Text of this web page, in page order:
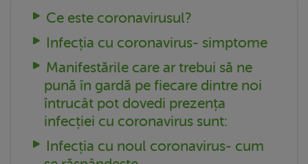
Ce este coronavirusul?
Infecția cu coronavirus- simptome
Manifestările care ar trebui să ne
pună în gardă pe fiecare dintre noi
întrucât pot dovedi prezența
infecției cu coronavirus sunt:
Infecția cu noul coronavirus- cum